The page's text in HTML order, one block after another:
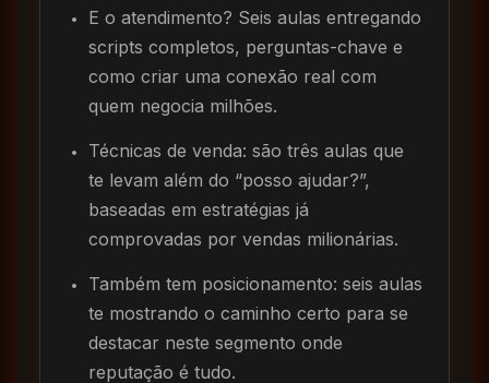
E o atendimento? Seis aulas entregando
scripts completos, perguntas-chave e
como criar uma conexão real com
quem negocia milhões.
Técnicas de venda: são três aulas que
te levam além do “posso ajudar?”,
baseadas em estratégias já
comprovadas por vendas milionárias.
Também tem posicionamento: seis aulas
te mostrando o caminho certo para se
destacar neste segmento onde
reputação é tudo.